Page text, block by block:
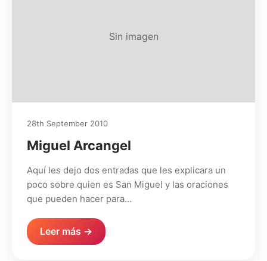
Sin imagen
28th September 2010
Miguel Arcangel
Aquí les dejo dos entradas que les explicara un
poco sobre quien es San Miguel y las oraciones
que pueden hacer para…
Leer más →